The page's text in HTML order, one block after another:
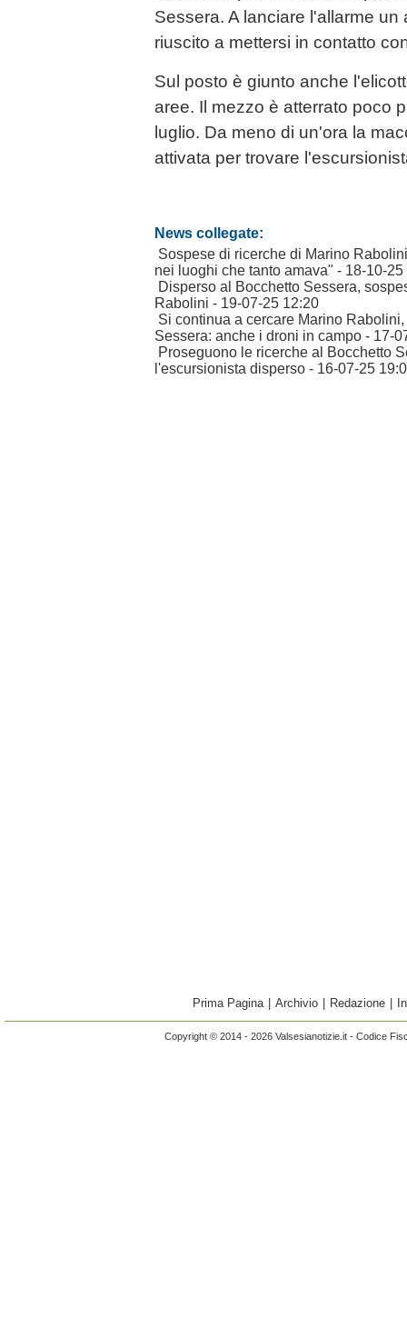
Sessera. A lanciare l'allarme
riuscito a mettersi in contatto
Sul posto è giunto anche
aree. Il mezzo è atterrato poco
luglio. Da meno di un'ora la
attivata per trovare
News collegate:
Sospese di ricerche di Marino
nei luoghi che tanto amava" - 18-10-25
Disperso al Bocchetto Sessera,
Rabolini - 19-07-25 12:20
Si continua a cercare Marino
Sessera: anche i droni in campo - 17-
Proseguono le ricerche al Bocchetto
l'escursionista disperso - 16-07-25
Prima Pagina Archivio Redazione
Copyright © 2014 - 2026 Valsesianotizie.it - Codice